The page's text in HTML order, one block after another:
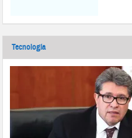
Tecnología